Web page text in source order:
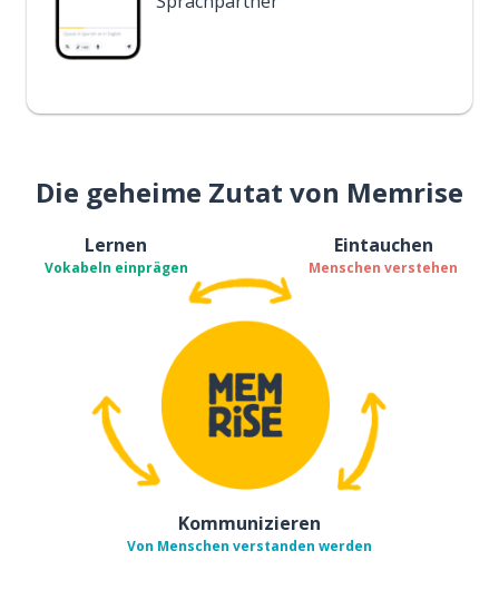
Die geheime Zutat von Memrise
Lernen
Vokabeln einprägen
Eintauchen
Menschen verstehen
Kommunizieren
Von Menschen verstanden werden